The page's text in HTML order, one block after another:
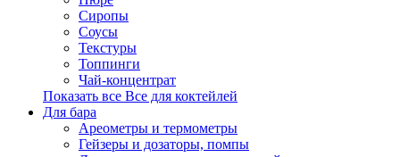
Сиропы
Соусы
Текстуры
Топпинги
Чай-концентрат
Показать все Все для коктейлей
Для бара
Ареометры и термометры
Гейзеры и дозаторы, помпы